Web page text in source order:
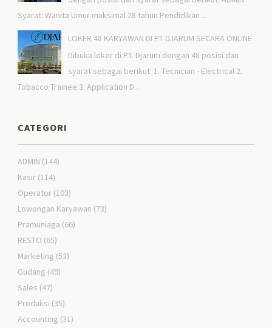
Syarat: Wanita Umur maksimal 28 tahun Pendidikan ...
LOKER 48 KARYAWAN DI PT DJARUM SECARA ONLINE
Dibuka loker di PT. Djarum dengan 48 posisi dan
syarat sebagai berikut: 1. Tecnician - Electrical 2.
Tobacco Trainee 3. Application D...
CATEGORI
ADMIN (144)
Kasir (114)
Operator (103)
Lowongan Karyawan (73)
Pramuniaga (66)
RESTO (65)
Marketing (53)
Gudang (49)
Sales (47)
Produksi (35)
Accounting (31)